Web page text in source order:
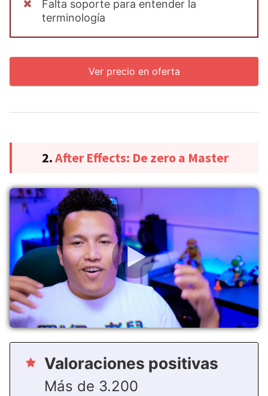
Falta soporte para entender la
terminología
Ver precio en oferta
2.After Effects: De zero a Master
Valoraciones positivas
Más de 3.200